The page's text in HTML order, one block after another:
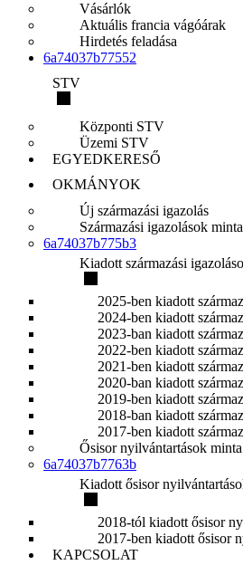
Vásárlók
Aktuális francia vágóárak
Hirdetés feladása
6a74037b77552
STV
Központi STV
Üzemi STV
EGYEDKERESŐ
OKMÁNYOK
Új származási igazolás
Származási igazolások minta
6a74037b775b3
Kiadott származási
2025-ben kiadott
2024-ben kiadott
2023-ban kiadott
2022-ben kiadott
2021-ben kiadott
2020-ban kiadott
2019-ben kiadott
2018-ban kiadott
2017-ben kiadott
Ősisor nyilvántartások minta
6a74037b7763b
Kiadott ősisor
2018-tól kiadott ősisor
2017-ben kiadott ősisor
KAPCSOLAT